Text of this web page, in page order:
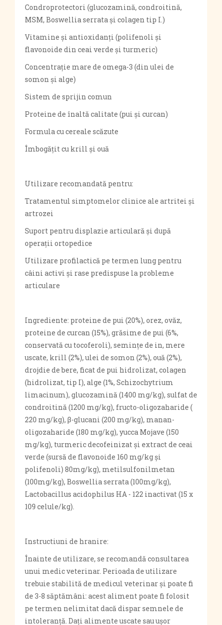
Condroprotectori (glucozamină, condroitină,
MSM, Boswellia serrata și colagen tip I.)
Vitamine și antioxidanți (polifenoli și
flavonoide din ceai verde și turmeric)
Concentrație mare de omega-3 (din ulei de
somon și alge)
Sistem de sprijin comun
Proteine ​​de înaltă calitate (pui și curcan)
Formula cu cereale scăzute
Îmbogățit cu krill și ouă
Utilizare recomandată pentru:
Tratamentul simptomelor clinice ale artritei și
artrozei
Suport pentru displazie articulară și după
operații ortopedice
Utilizare profilactică pe termen lung pentru
câini activi și rase predispuse la probleme
articulare
Ingrediente: proteine ​​de pui (20%), orez, ovăz,
proteine ​​de curcan (15%), grăsime de pui (6%,
conservată cu tocoferoli), semințe de in, mere
uscate, krill (2%), ulei de somon (2%), ouă (2%),
drojdie de bere, ficat de pui hidrolizat, colagen
(hidrolizat, tip I), alge (1%, Schizochytrium
limacinum), glucozamină (1400 mg/kg), sulfat de
condroitină (1200 mg/kg), fructo-oligozaharide (
220 mg/kg), β-glucani (200 mg/kg), manan-
oligozaharide (180 mg/kg), yucca Mojave (150
mg/kg), turmeric decofeinizat și extract de ceai
verde (sursă de flavonoide 160 mg/kg și
polifenoli) 80mg/kg), metilsulfonilmetan
(100mg/kg), Boswellia serrata (100mg/kg),
Lactobacillus acidophilus HA - 122 inactivat (15 x
109 celule/kg).
Instructiuni de hranire:
Înainte de utilizare, se recomandă consultarea
unui medic veterinar. Perioada de utilizare
trebuie stabilită de medicul veterinar și poate fi
de 3-8 săptămâni: acest aliment poate fi folosit
pe termen nelimitat dacă dispar semnele de
intoleranță. Dați alimente uscate sau ușor